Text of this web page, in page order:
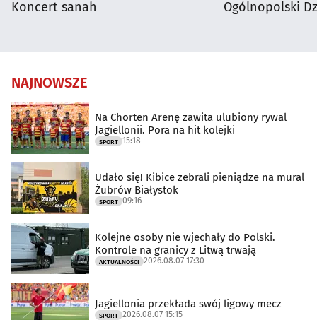
Koncert sanah Ogólnopolski
NAJNOWSZE
Na Chorten Arenę zawita ulubiony rywal
Jagiellonii. Pora na hit kolejki
SPORT 15:18
Udało się! Kibice zebrali pieniądze na mural
Żubrów Białystok
SPORT 09:16
Kolejne osoby nie wjechały do Polski.
Kontrole na granicy z Litwą trwają
AKTUALNOŚCI 2026.08.07 17:30
Jagiellonia przekłada swój ligowy mecz
SPORT 2026.08.07 15:15